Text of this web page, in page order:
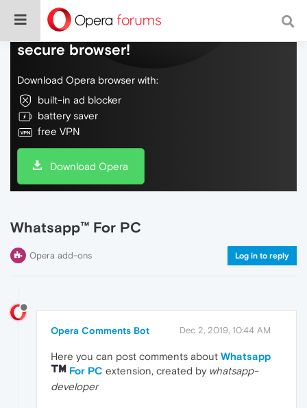
Do more on the web, with a fast and
secure browser!
Download Opera browser with:
built-in ad blocker
battery saver
free VPN
Download Opera
Whatsapp™ For PC
Opera add-ons Log in to reply
Opera Comments Bot Dec 2, 2019, 10:44 AM
Here you can post comments about Whatsapp
For PC extension, created by whatsapp-
developer